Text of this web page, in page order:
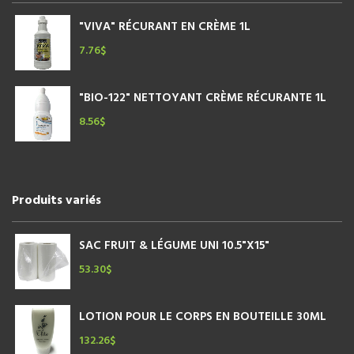
"VIVA" RÉCURANT EN CRÈME 1L
7.76$
"BIO-122" NETTOYANT CRÈME RÉCURANTE 1L
8.56$
Produits variés
SAC FRUIT & LÉGUME UNI 10.5"X15"
53.30$
LOTION POUR LE CORPS EN BOUTEILLE 30ML
132.26$